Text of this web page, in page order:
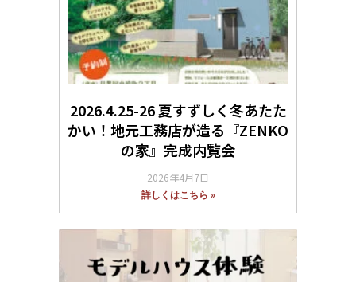
2026.4.25-26 夏すずしく冬あたた
かい！地元工務店が造る『ZENKO
の家』完成内覧会
2026年4月7日
詳しくはこちら »